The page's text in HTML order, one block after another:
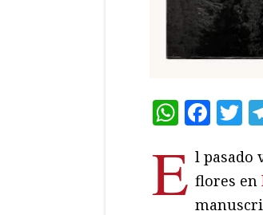
E l pasado
flores en